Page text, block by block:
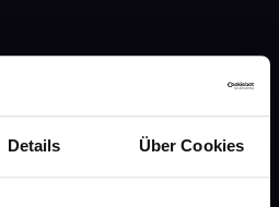
Details Über Cookies